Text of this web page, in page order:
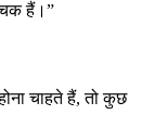
हैं।”
चाहते हैं, तो कुछ